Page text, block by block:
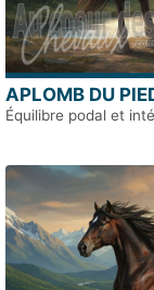
APLOMB DU
Équilibre podal et